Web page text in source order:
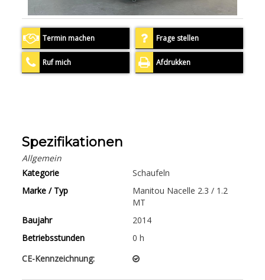
Termin machen Frage stellen
Ruf mich Afdrukken
Spezifikationen
Allgemein
Kategorie
Schaufeln
Marke / Typ
Manitou Nacelle 2.3 / 1.2
MT
Baujahr
2014
Betriebsstunden
0 h
CE-Kennzeichnung: